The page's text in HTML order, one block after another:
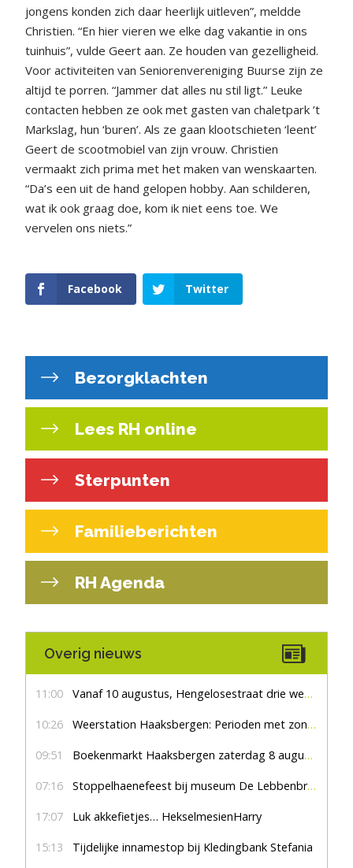
jongens konden zich daar heerlijk uitleven”, meldde
Christien. “En hier vieren we elke dag vakantie in ons
tuinhuis”, vulde Geert aan. Ze houden van gezelligheid.
Voor activiteiten van Seniorenvereniging Buurse zijn ze
altijd te porren. “Jammer dat alles nu stil ligt.” Leuke
contacten hebben ze ook met gasten van chaletpark ’t
Markslag, hun ‘buren’. Als ze gaan klootschieten ‘leent’
Geert de scootmobiel van zijn vrouw. Christien
vermaakt zich prima met het maken van wenskaarten.
“Da’s een uit de hand gelopen hobby. Aan schilderen,
wat ik ook graag doe, kom ik niet eens toe. We
vervelen ons niets.”
Facebook Twitter
Bezorgklachten
Lees RH online
Sterpunten
Familieberichten
RH Agenda
Overig nieuws
11:00 Vanaf 10 augustus, Hengelosestraat drie weken dicht voor doorgaand verkeer
10:26 Weerstation Haaksbergen: Perioden met zon en droog
09:51 Boekenmarkt Haaksbergen zaterdag 8 augustus, marktplein Haaksbergen
07:16 Stoppelhaenefeest bij museum De Lebbenbrugge
17:07 Luk akkefietjes… HekselmesienHarry
15:13 Tijdelijke innamestop bij Kledingbank Stefania